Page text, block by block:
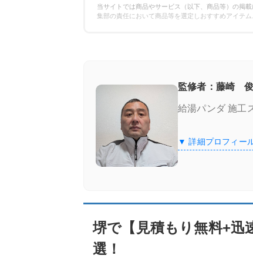
当サイトでは商品やサービス（以下、商品等）の掲
集部の責任において商品等を選定しおすすめアイテム
監修者：藤崎 俊
給湯パンダ 施工
▼ 詳細プロフィー
堺で【見積もり無料+迅
選！